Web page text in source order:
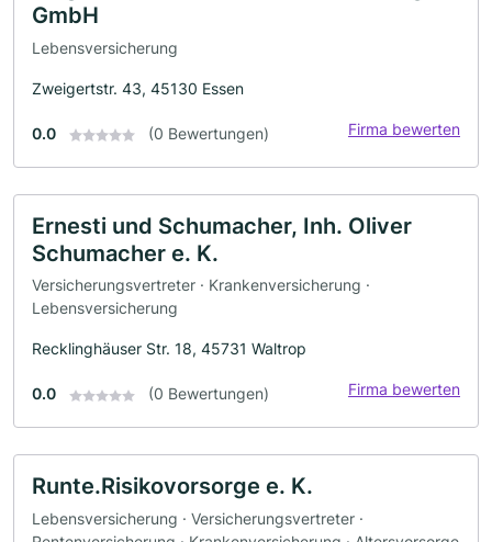
GmbH
Lebensversicherung
Zweigertstr. 43, 45130 Essen
0.0 (0 Bewertungen) Firma bewerten
Ernesti und Schumacher, Inh. Oliver
Schumacher e. K.
Versicherungsvertreter · Krankenversicherung ·
Lebensversicherung
Recklinghäuser Str. 18, 45731 Waltrop
0.0 (0 Bewertungen) Firma bewerten
Runte.Risikovorsorge e. K.
Lebensversicherung · Versicherungsvertreter ·